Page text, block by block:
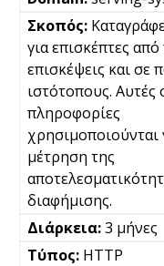
για επισκέπτες
επισκέψεις και σε
ιστότοπους. Αυτές
πληροφορίες
χρησιμοποιούνται
μέτρηση της
διαφήμισης.
3 μήνες
HTTP